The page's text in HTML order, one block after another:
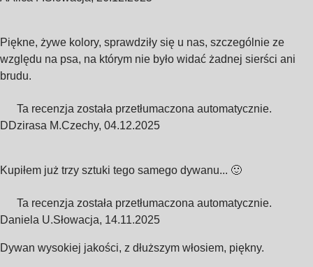
Piękne, żywe kolory, sprawdziły się u nas, szczególnie ze
względu na psa, na którym nie było widać żadnej sierści ani
brudu.
Ta recenzja została przetłumaczona automatycznie.
DDzirasa M.Czechy, 04.12.2025
Kupiłem już trzy sztuki tego samego dywanu... 🙂
Ta recenzja została przetłumaczona automatycznie.
Daniela U.Słowacja, 14.11.2025
Dywan wysokiej jakości, z dłuższym włosiem, piękny.